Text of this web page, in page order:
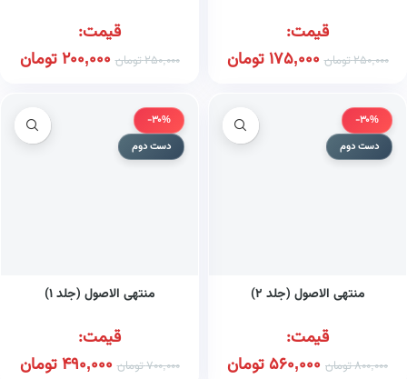
قیمت:
250,000تومان 175,000تومان
قیمت:
250,000تومان 200,000تومان
-30%
دست دوم
منتهی الاصول (جلد ۲)
قیمت:
800,000تومان 560,000 تومان
-30%
دست دوم
منتهی الاصول (جلد ۱)
قیمت:
700,000تومان 490,000تومان